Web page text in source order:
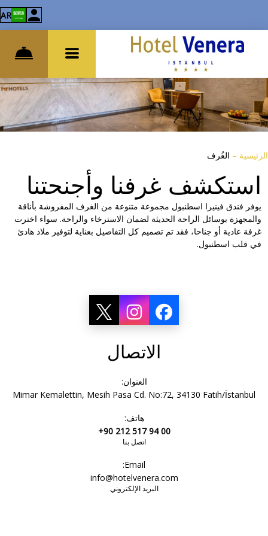
AR
الرئيسية – الغُرف
استكشف غرفنا وأجنحتنا
يوفر فندق فينيرا اسطنبول مجموعة متنوعة من الغرف المفروشة بأناقة
والمجهزة بوسائل الراحة الحديثة لضمان الاسترخاء والراحة. سواء اخترت
غرفة عادية أو جناحا، فقد تم تصميم كل التفاصيل بعناية لتوفير ملاذ هادئ
في قلب اسطنبول.
الاتصال
العنوان:
Mimar Kemalettin, Mesih Pasa Cd. No:72, 34130 Fatih/İstanbul
هاتف:
+90 212 517 94 00
اتصل بنا
Email:
info@hotelvenera.com
البريد الإلكتروني